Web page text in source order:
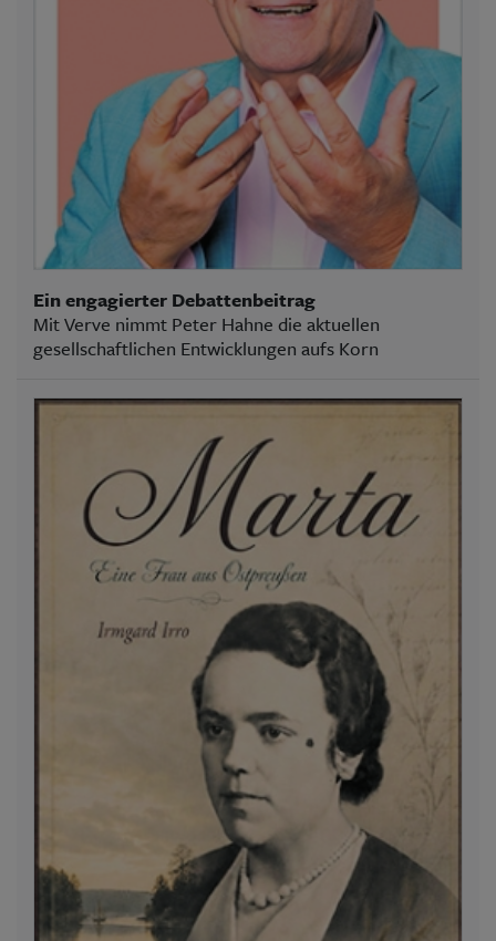
Ein engagierter Debattenbeitrag
Mit Verve nimmt Peter Hahne die aktuellen
gesellschaftlichen Entwicklungen aufs Korn